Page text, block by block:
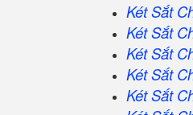
Két Sắt
Két Sắt
Két Sắt
Két Sắt
Két Sắt